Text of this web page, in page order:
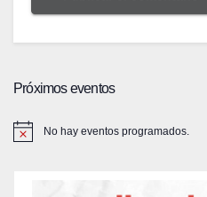
Próximos eventos
No hay eventos programados.